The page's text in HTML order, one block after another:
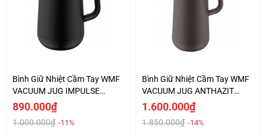
Bình Giữ Nhiệt Cầm Tay WMF
VACUUM JUG IMPULSE
BLACK - 0690687390
890.000₫
1.000.000₫ -11%
Bình Giữ Nhiệt Cầm Tay WMF
VACUUM JUG ANTHAZIT
-0690697390
1.600.000₫
1.850.000₫ -14%